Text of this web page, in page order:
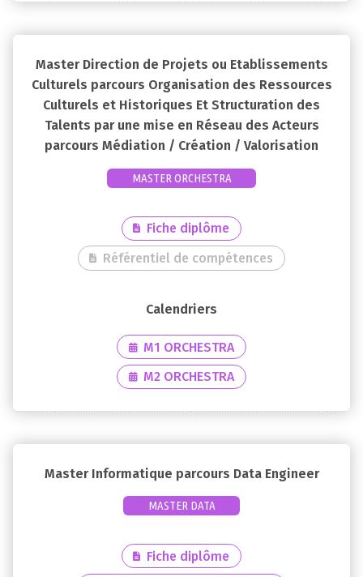
Master Direction de Projets ou Etablissements
Culturels parcours Organisation des Ressources
Culturels et Historiques Et Structuration des
Talents par une mise en Réseau des Acteurs
parcours Médiation / Création / Valorisation
MASTER ORCHESTRA
Fiche diplôme
Référentiel de compétences
M1 ORCHESTRA
M2 ORCHESTRA
Master Informatique parcours Data Engineer
MASTER DATA
Fiche diplôme